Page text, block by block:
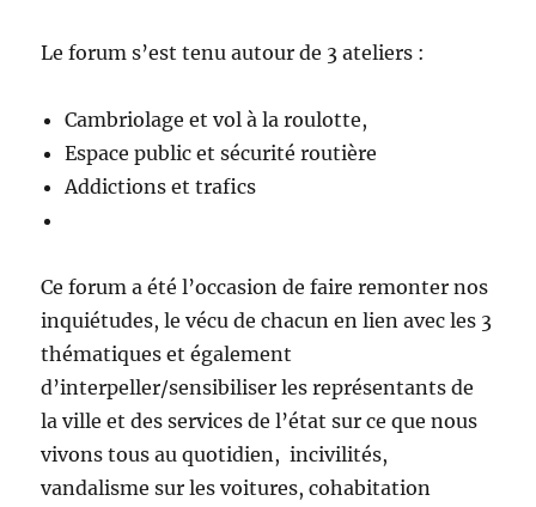
Le forum s’est tenu autour de 3 ateliers :
Cambriolage et vol à la roulotte,
Espace public et sécurité routière
Addictions et trafics
Ce forum a été l’occasion de faire remonter nos
inquiétudes, le vécu de chacun en lien avec les 3
thématiques et également
d’interpeller/sensibiliser les représentants de
la ville et des services de l’état sur ce que nous
vivons tous au quotidien, incivilités,
vandalisme sur les voitures, cohabitation